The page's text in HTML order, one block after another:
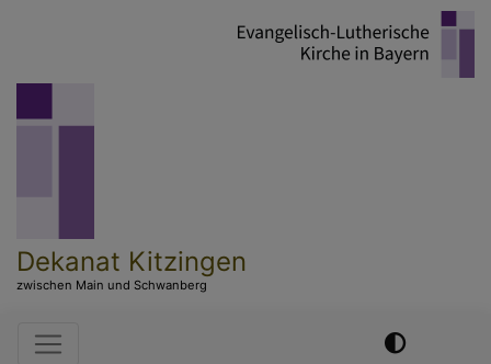
Dekanat Kitzingen
zwischen Main und Schwanberg
Hauptnavigation